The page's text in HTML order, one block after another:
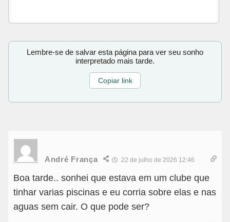
Lembre-se de salvar esta página para ver seu sonho
interpretado mais tarde.
Copiar link
André França 22 de julho de 2026 12:46
Boa tarde.. sonhei que estava em um clube que
tinhar varias piscinas e eu corria sobre elas e nas
aguas sem cair. O que pode ser?